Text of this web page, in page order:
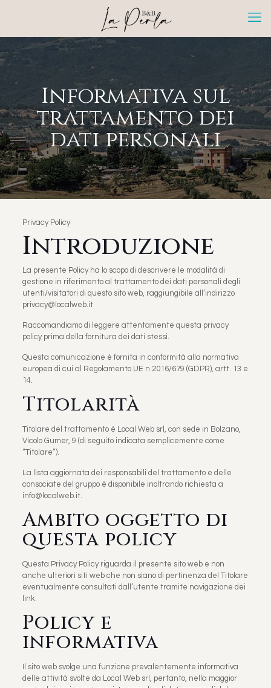
Informativa sul
trattamento dei
dati personali
Privacy Policy
Introduzione
La presente Policy ha lo scopo di descrivere le modalità di
gestione in riferimento al trattamento dei dati personali degli
utenti/visitatori di questo sito web, raggiungibile all’indirizzo
privacy@localweb.it
Raccomandiamo di leggere attentamente questa privacy
policy prima della fornitura dei dati stessi.
Questa comunicazione è fornita in conformità alla normativa
europea di cui al Regolamento UE n 2016/679 (GDPR), artt. 13 e
14.
Titolarità
Titolare del trattamento è Local Web srl, con sede in Bolzano,
Vicolo Gumer, 9 (di seguito indicata semplicemente come
“Titolare”).
La lista aggiornata dei responsabili del trattamento e delle
consociate del gruppo è disponibile inoltrando richiesta a
info@localweb.it.
Ambito oggetto di
questa policy
Questa Privacy Policy riguarda il presente sito web e non
anche ulteriori siti web che non siano di pertinenza del Titolare
eventualmente consultati dall’utente tramite navigazione dei
link.
Policy e
informativa
Il sito web svolge una funzione prevalentemente informativa
delle attività svolte da Local Web srl, pertanto, nella maggior